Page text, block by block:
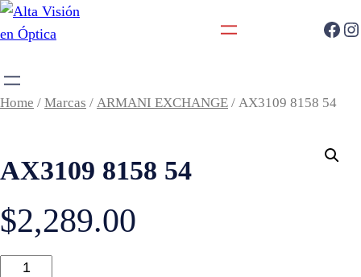
Home / Marcas / ARMANI EXCHANGE / AX3109 8158 54
AX3109 8158 54
$2,289.00